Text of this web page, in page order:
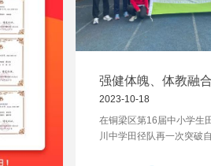
强健体魄、体教融
径队有些不一样
2023-10-18
在铜梁区第16届中小学生
川中学田径队再一次突破